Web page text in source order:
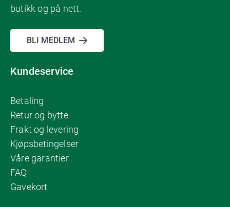
butikk og på nett.
BLI MEDLEM
Kundeservice
Betaling
Retur og bytte
Frakt og levering
Kjøpsbetingelser
Våre garantier
FAQ
Gavekort